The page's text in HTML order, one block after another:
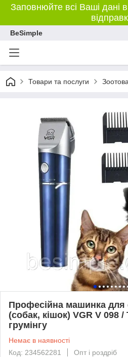
Заповнюйте всі Ваші дані
BeSimple
Товари та послуги
Професійна машинка для
(собак, кішок) VGR V 098
грумінгу
Немає в наявності
Код: 234562281
Опт і роздріб